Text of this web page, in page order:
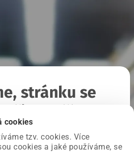
cookies
tzv. cookies. Více
cookies a jaké používáme, se
stránku se
straně a už ji opravujeme.
načíst požadovanou stránku.